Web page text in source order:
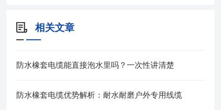
相关文章
防水橡套电缆能直接泡水里吗？一次性讲清楚
防水橡套电缆优势解析：耐水耐磨户外专用线缆